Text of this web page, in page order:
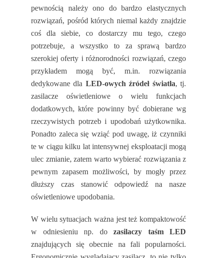
pewnością należy ono do bardzo elastycznych
rozwiązań, pośród których niemal każdy znajdzie
coś dla siebie, co dostarczy mu tego, czego
potrzebuje, a wszystko to za sprawą bardzo
szerokiej oferty i różnorodności rozwiązań, czego
przykładem mogą być, m.in. rozwiązania
dedykowane dla LED-owych źródeł światła, tj.
zasilacze oświetleniowe o wielu funkcjach
dodatkowych, które powinny być dobierane wg
rzeczywistych potrzeb i upodobań użytkownika.
Ponadto zaleca się wziąć pod uwagę, iż czynniki
te w ciągu kilku lat intensywnej eksploatacji mogą
ulec zmianie, zatem warto wybierać rozwiązania z
pewnym zapasem możliwości, by mogły przez
dłuższy czas stanowić odpowiedź na nasze
oświetleniowe upodobania.
W wielu sytuacjach ważna jest też kompaktowość
w odniesieniu np. do zasilaczy taśm LED
znajdujących się obecnie na fali popularności.